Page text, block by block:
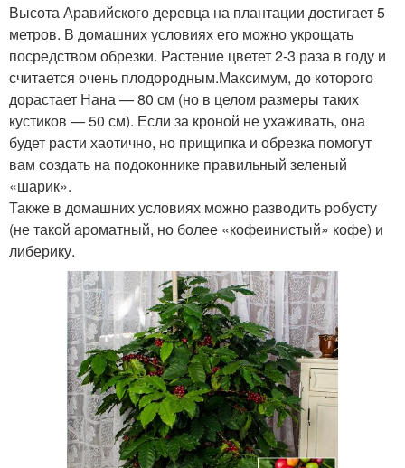
Высота Аравийского деревца на плантации достигает 5
метров. В домашних условиях его можно укрощать
посредством обрезки. Растение цветет 2-3 раза в году и
считается очень плодородным.Максимум, до которого
дорастает Нана — 80 см (но в целом размеры таких
кустиков — 50 см). Если за кроной не ухаживать, она
будет расти хаотично, но прищипка и обрезка помогут
вам создать на подоконнике правильный зеленый
«шарик».
Также в домашних условиях можно разводить робусту
(не такой ароматный, но более «кофеинистый» кофе) и
либерику.